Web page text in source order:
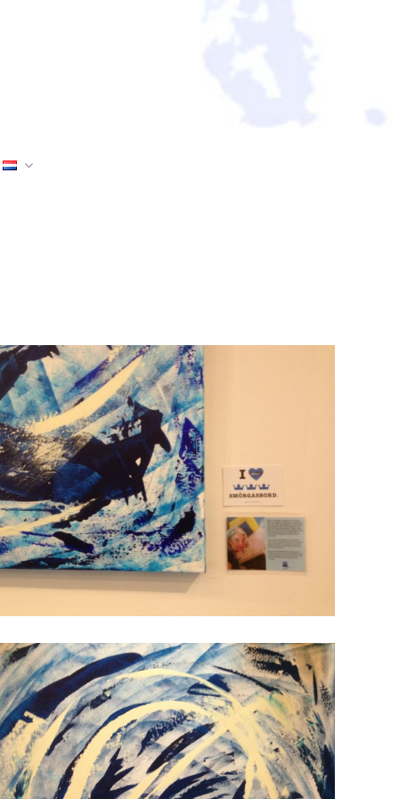
Smörgåsbord Zomer 2013 – “Viking
Triptiek”